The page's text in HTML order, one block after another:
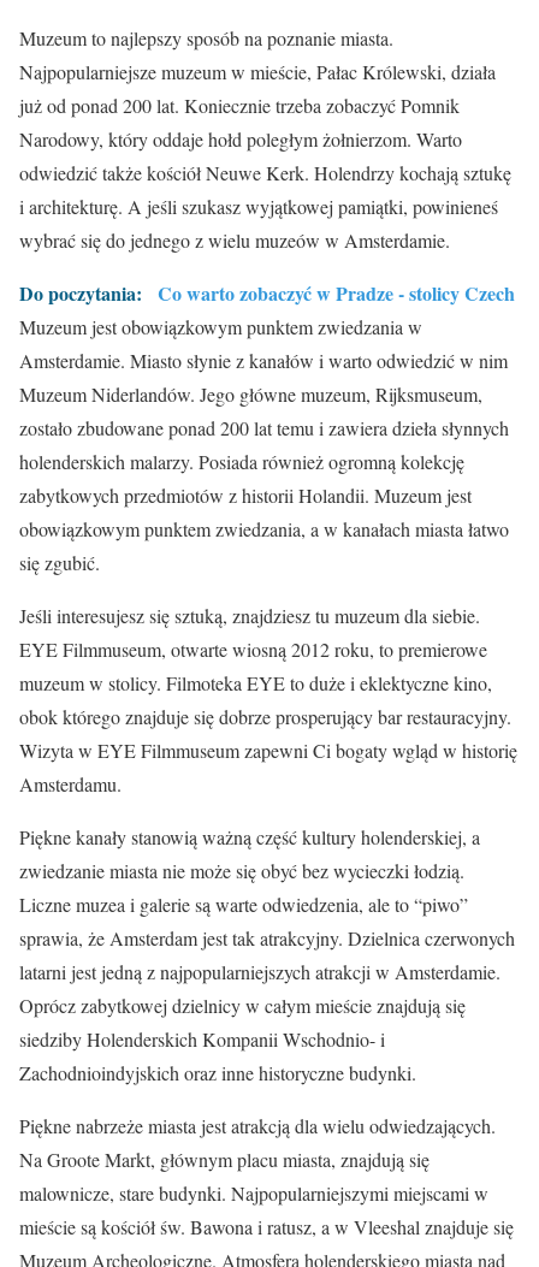
Muzeum to najlepszy sposób na poznanie miasta.
Najpopularniejsze muzeum w mieście, Pałac Królewski, działa
już od ponad 200 lat. Koniecznie trzeba zobaczyć Pomnik
Narodowy, który oddaje hołd poległym żołnierzom. Warto
odwiedzić także kościół Neuwe Kerk. Holendrzy kochają sztukę
i architekturę. A jeśli szukasz wyjątkowej pamiątki, powinieneś
wybrać się do jednego z wielu muzeów w Amsterdamie.
Do poczytania: Co warto zobaczyć w Pradze - stolicy Czech
Muzeum jest obowiązkowym punktem zwiedzania w
Amsterdamie. Miasto słynie z kanałów i warto odwiedzić w nim
Muzeum Niderlandów. Jego główne muzeum, Rijksmuseum,
zostało zbudowane ponad 200 lat temu i zawiera dzieła słynnych
holenderskich malarzy. Posiada również ogromną kolekcję
zabytkowych przedmiotów z historii Holandii. Muzeum jest
obowiązkowym punktem zwiedzania, a w kanałach miasta łatwo
się zgubić.
Jeśli interesujesz się sztuką, znajdziesz tu muzeum dla siebie.
EYE Filmmuseum, otwarte wiosną 2012 roku, to premierowe
muzeum w stolicy. Filmoteka EYE to duże i eklektyczne kino,
obok którego znajduje się dobrze prosperujący bar restauracyjny.
Wizyta w EYE Filmmuseum zapewni Ci bogaty wgląd w historię
Amsterdamu.
Piękne kanały stanowią ważną część kultury holenderskiej, a
zwiedzanie miasta nie może się obyć bez wycieczki łodzią.
Liczne muzea i galerie są warte odwiedzenia, ale to “piwo”
sprawia, że Amsterdam jest tak atrakcyjny. Dzielnica czerwonych
latarni jest jedną z najpopularniejszych atrakcji w Amsterdamie.
Oprócz zabytkowej dzielnicy w całym mieście znajdują się
siedziby Holenderskich Kompanii Wschodnio- i
Zachodnioindyjskich oraz inne historyczne budynki.
Piękne nabrzeże miasta jest atrakcją dla wielu odwiedzających.
Na Groote Markt, głównym placu miasta, znajdują się
malownicze, stare budynki. Najpopularniejszymi miejscami w
mieście są kościół św. Bawona i ratusz, a w Vleeshal znajduje się
Muzeum Archeologiczne. Atmosfera holenderskiego miasta nad